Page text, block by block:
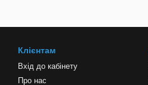
Клієнтам
Вхід до кабінету
Про нас